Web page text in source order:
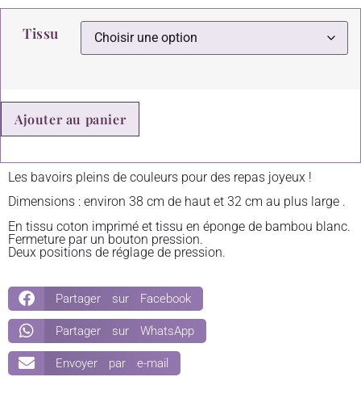
Tissu
Ajouter au panier
Les bavoirs pleins de couleurs pour des repas joyeux !
Dimensions : environ 38 cm de haut et 32 cm au plus large .
En tissu coton imprimé et tissu en éponge de bambou blanc.
Fermeture par un bouton pression.
Deux positions de réglage de pression.
Partager sur Facebook
Partager sur WhatsApp
Envoyer par e-mail